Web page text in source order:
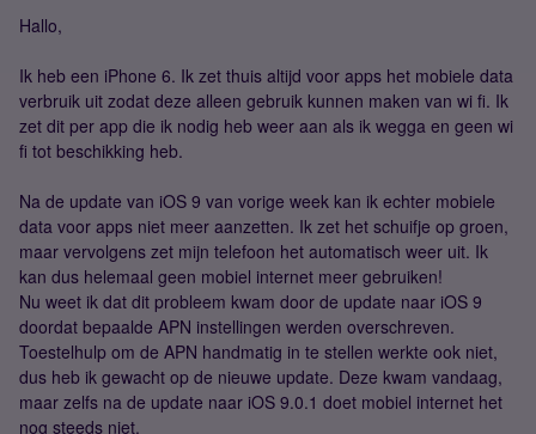
Hallo,
Ik heb een iPhone 6. Ik zet thuis altijd voor apps het mobiele data
verbruik uit zodat deze alleen gebruik kunnen maken van wi fi. Ik
zet dit per app die ik nodig heb weer aan als ik wegga en geen wi
fi tot beschikking heb.
Na de update van iOS 9 van vorige week kan ik echter mobiele
data voor apps niet meer aanzetten. Ik zet het schuifje op groen,
maar vervolgens zet mijn telefoon het automatisch weer uit. Ik
kan dus helemaal geen mobiel internet meer gebruiken!
Nu weet ik dat dit probleem kwam door de update naar iOS 9
doordat bepaalde APN instellingen werden overschreven.
Toestelhulp om de APN handmatig in te stellen werkte ook niet,
dus heb ik gewacht op de nieuwe update. Deze kwam vandaag,
maar zelfs na de update naar iOS 9.0.1 doet mobiel internet het
nog steeds niet.